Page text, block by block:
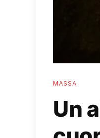
MASSA
Un